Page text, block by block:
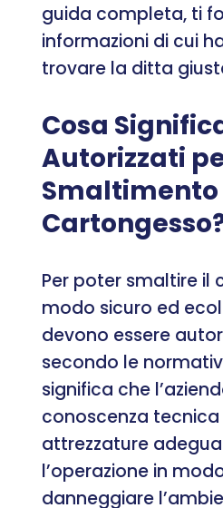
guida completa, ti
informazioni di cui
trovare la ditta
Cosa
Autorizzati
Smaltimento
Per poter smaltire il
modo sicuro ed
devono essere
secondo le
significa che
conoscenza
attrezzature
l’operazione in
danneggiare